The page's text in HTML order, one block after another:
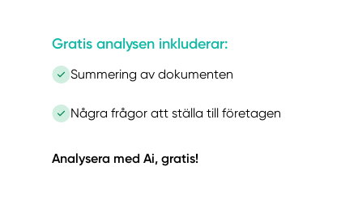
Gratis analysen inkluderar:
Summering av dokumenten
Några frågor att ställa till företagen
Analysera med Ai, gratis!